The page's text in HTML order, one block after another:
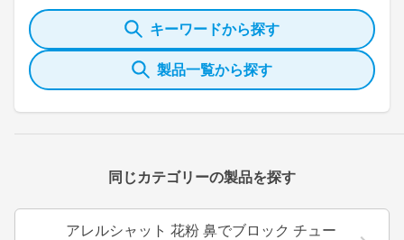
キーワードから探す
製品一覧から探す
同じカテゴリーの製品を探す
アレルシャット 花粉 鼻でブロック チュー